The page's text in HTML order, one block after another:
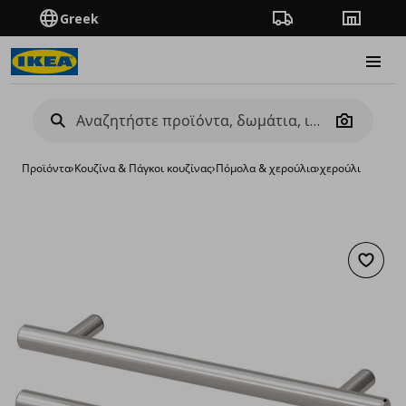
Greek Πορεία παραγγελίας
Camera
Προϊόντα›Κουζίνα & Πάγκοι κουζίνας›Πόμολα & χερούλια›χερούλι